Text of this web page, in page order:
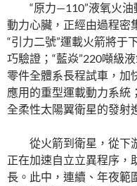
“原力—110”液氧火油
動力心臟，正經由過程密
“引力二號”運載火箭將于
巧驗證；“藍焱”220噸級
零件全體系長程試車，加
應用的重型運載動力系統
全柔性太陽翼衛星的發射
從火箭到衛星，從下
正在加速自立立異程序，
長。此中，連續、年夜範